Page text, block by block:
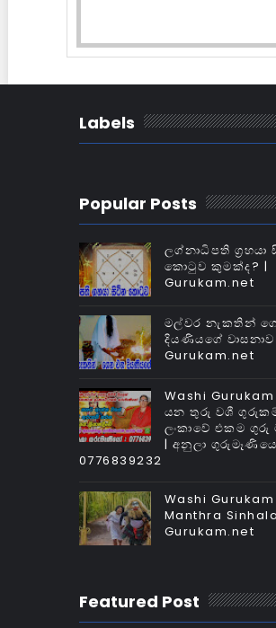
Labels
Popular Posts
ලග්නාධිපති ග්‍රහයා
කොටුව කුමක්‌ද? |
Gurukam.net
මල්වර නැකතින්
දියණියගේ වාසනාව
Gurukam.net
Washi
යන තුරු වශී
ලංකාවේ එකම
| අනුලා
0776839232
Washi Gurukam
Manthra
Gurukam.net
Featured Post